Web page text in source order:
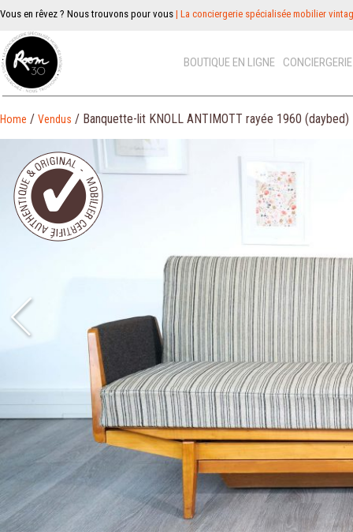
Vous en rêvez ? Nous trouvons pour vous | La conciergerie spécialisée mobilier
BOUTIQUE EN LIGNE
Home / Vendus / Banquette-lit KNOLL ANTIMOTT rayée 1960 (daybed)